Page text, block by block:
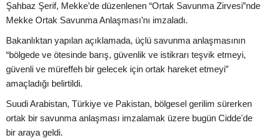
Şahbaz Şerif, Mekke’de düzenlenen “Ortak Savunma Zirvesi”nde
Mekke Ortak Savunma Anlaşması’nı imzaladı.
Bakanlıktan yapılan açıklamada, üçlü savunma anlaşmasının
“bölgede ve ötesinde barış, güvenlik ve istikrarı teşvik etmeyi,
güvenli ve müreffeh bir gelecek için ortak hareket etmeyi”
amaçladığı belirtildi.
Suudi Arabistan, Türkiye ve Pakistan, bölgesel gerilim sürerken
ortak bir savunma anlaşması imzalamak üzere bugün Cidde'de
bir araya geldi.